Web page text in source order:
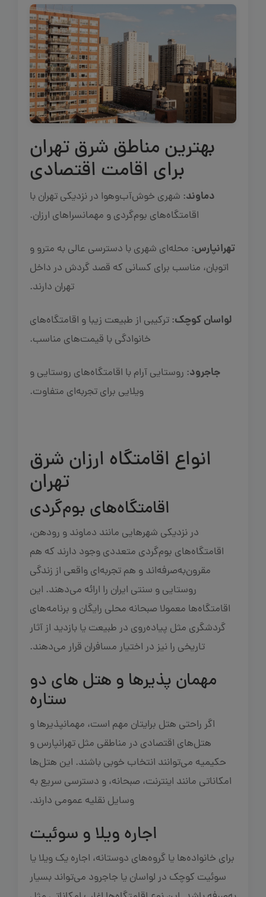
بهترین مناطق شرق تهران
برای اقامت اقتصادی
دماوند: شهری خوش‌آب‌وهوا در نزدیکی تهران با
اقامتگاه‌های بوم‌گردی و مهمانسراهای ارزان.
تهرانپارس: محله‌ای شهری با دسترسی عالی به مترو و
اتوبان، مناسب برای کسانی که قصد گردش در داخل
تهران دارند.
لواسان کوچک: ترکیبی از طبیعت زیبا و اقامتگاه‌های
خانوادگی با قیمت‌های مناسب.
جاجرود: روستایی آرام با اقامتگاه‌های روستایی و
ویلایی برای تجربه‌ای متفاوت.
انواع اقامتگاه ارزان شرق
تهران
اقامتگاه‌های بوم‌گردی
در نزدیکی شهرهایی مانند دماوند و رودهن،
اقامتگاه‌های بوم‌گردی متعددی وجود دارند که هم
مقرون‌به‌صرفه‌اند و هم تجربه‌ای واقعی از زندگی
روستایی و سنتی ایران را ارائه می‌دهند. این
اقامتگاه‌ها معمولا صبحانه محلی رایگان و برنامه‌های
گردشگری مثل پیاده‌روی در طبیعت یا بازدید از آثار
تاریخی را نیز در اختیار مسافران قرار می‌دهند.
مهمان پذیرها و هتل‌ های دو
ستاره
اگر راحتی هتل برایتان مهم است، مهمانپذیرها و
هتل‌های اقتصادی در مناطقی مثل تهرانپارس و
حکیمیه می‌توانند انتخاب خوبی باشند. این هتل‌ها
امکاناتی مانند اینترنت، صبحانه، و دسترسی سریع به
وسایل نقلیه عمومی دارند.
اجاره ویلا و سوئیت
برای خانواده‌ها یا گروه‌های دوستانه، اجاره یک ویلا یا
سوئیت کوچک در لواسان یا جاجرود می‌تواند بسیار